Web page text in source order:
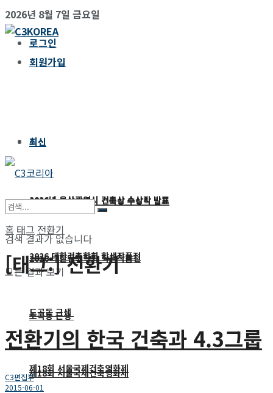
2026년 8월 7일 금요일
로그인
회원가입
최신
2026년 울산광역시 건축상 수상작 발표
2026 대한건축학회 학생작품전
도곡동 근생
제18회 서울국제건축영화제
최신
2026년 울산광역시 건축상 수상작 발표
2026 대한건축학회 학생작품전
도곡동 근생
제18회 서울국제건축영화제
검색 결과가 없습니다
모든 결과 보기
홈 태그 전환기
[태그:]전환기
전환기의 한국 건축과 4.3그룹
C3편집부
2015-06-01